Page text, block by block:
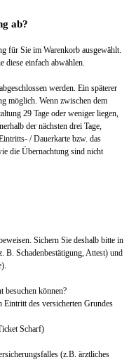
ab?
für Sie im Warenkorb ausgewählt.
diese einfach abwählen.
werden. Ein späterer
möglich. Wenn zwischen dem
29 Tage oder weniger liegen,
der nächsten drei Tage,
/ Dauerkarte bzw. das
die Übernachtung sind nicht
Sichern Sie deshalb bitte in
B. Schadenbestätigung, Attest) und
besuchen können?
Eintritt des versicherten Grundes
Scharf)
(z.B. ärztliches